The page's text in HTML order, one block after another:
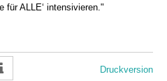
für ALLE‘ intensivieren."
Druckversion